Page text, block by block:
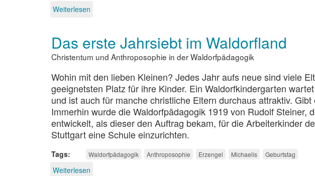
Weiterlesen
Rosenkreuzer
Das erste Jahrsiebt im Waldorfland
Christentum und Anthroposophie in der Waldorfpädagogik
Wohin mit den lieben Kleinen? Jedes Jahr aufs neue sind viele
geeignetsten Platz für ihre Kinder. Ein Waldorfkindergarten
und ist auch für manche christliche Eltern durchaus attraktiv.
Immerhin wurde die Waldorfpädagogik 1919 von Rudolf Steiner,
entwickelt, als dieser den Auftrag bekam, für die Arbeiterkinder
Stuttgart eine Schule einzurichten.
Tags Waldorfpädagogik Anthroposophie Erzengel Michaelis Geburtstag
Weiterlesen